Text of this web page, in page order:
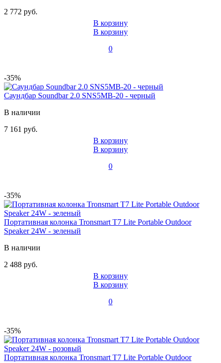
2 772 руб.
В корзину
В корзину
0
-35%
Саундбар Soundbar 2.0 SNS5MB-20 - черный
В наличии
7 161 руб.
В корзину
В корзину
0
-35%
Портативная колонка Tronsmart T7 Lite Portable Outdoor
Speaker 24W - зеленый
В наличии
2 488 руб.
В корзину
В корзину
0
-35%
Портативная колонка Tronsmart T7 Lite Portable Outdoor